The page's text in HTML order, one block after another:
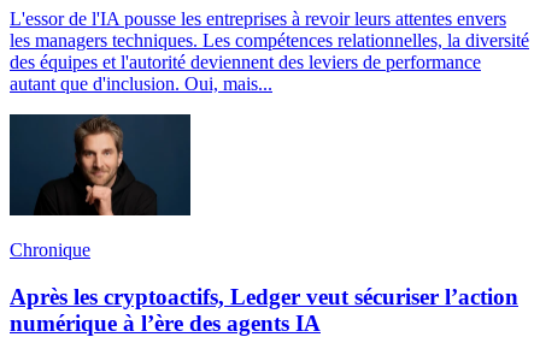
L'essor de l'IA pousse les entreprises à revoir leurs attentes envers
les managers techniques. Les compétences relationnelles, la diversité
des équipes et l'autorité deviennent des leviers de performance
autant que d'inclusion. Oui, mais...
Chronique
Après les cryptoactifs, Ledger veut sécuriser l’action
numérique à l’ère des agents IA